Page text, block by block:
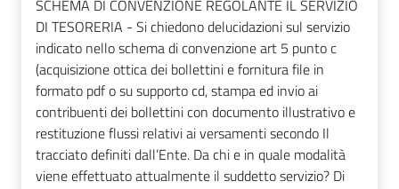
SCHEMA DI CONVENZIONE REGOLANTE IL SERVIZIO
DI TESORERIA - Si chiedono delucidazioni sul servizio
indicato nello schema di convenzione art 5 punto c
(acquisizione ottica dei bollettini e fornitura file in
formato pdf o su supporto cd, stampa ed invio ai
contribuenti dei bollettini con documento illustrativo e
restituzione flussi relativi ai versamenti secondo Il
tracciato definiti dall’Ente. Da chi e in quale modalità
viene effettuato attualmente il suddetto servizio? Di